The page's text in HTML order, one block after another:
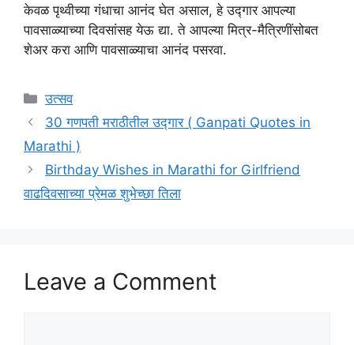
केवळ पृथ्वीच्या गंधाचा आनंद घेत असाल, हे उद्गार आपल्या
पावसाळ्याच्या दिवसांसह येऊ द्या. ते आपल्या मित्र-मैत्रिणींसोबत
शेअर करा आणि पावसाळ्याचा आनंद पसरवा.
Categories
उत्सव
30 गणपती मराठीतील उद्गार ( Ganpati Quotes in
Marathi )
Birthday Wishes in Marathi for Girlfriend
वाढदिवसाच्या प्रेमळ शुभेच्छा तिला
Leave a Comment